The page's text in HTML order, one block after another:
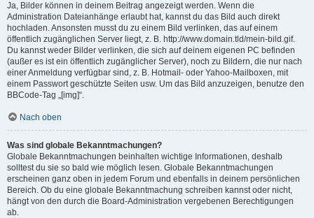
Ja, Bilder können in deinem Beitrag angezeigt werden. Wenn die
Administration Dateianhänge erlaubt hat, kannst du das Bild auch direkt
hochladen. Ansonsten musst du zu einem Bild verlinken, das auf einem
öffentlich zugänglichen Server liegt, z. B. http://www.domain.tld/mein-bild.gif.
Du kannst weder Bilder verlinken, die sich auf deinem eigenen PC befinden
(außer es ist ein öffentlich zugänglicher Server), noch zu Bildern, die nur nach
einer Anmeldung verfügbar sind, z. B. Hotmail- oder Yahoo-Mailboxen, mit
einem Passwort geschützte Seiten usw. Um das Bild anzuzeigen, benutze den
BBCode-Tag „[img]“.
Nach oben
Was sind globale Bekanntmachungen?
Globale Bekanntmachungen beinhalten wichtige Informationen, deshalb
solltest du sie so bald wie möglich lesen. Globale Bekanntmachungen
erscheinen ganz oben in jedem Forum und ebenfalls in deinem persönlichen
Bereich. Ob du eine globale Bekanntmachung schreiben kannst oder nicht,
hängt von den durch die Board-Administration vergebenen Berechtigungen
ab.